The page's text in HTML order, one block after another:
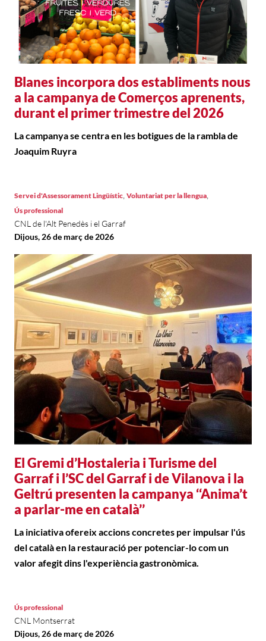
Blanes incorpora dos establiments nous
a la campanya de Comerços aprenents,
durant el primer trimestre del 2026
La campanya se centra en les botigues de la rambla de
Joaquim Ruyra
El Gremi d’Hostaleria i Turisme del
Garraf i l’SC del Garraf i de Vilanova i la
Geltrú presenten la campanya ‘‘Anima’t
a parlar-me en català’’
Servei d'Assessorament Lingüístic Voluntariat per la llengua
Ús professional
CNL de l'Alt Penedès i el Garraf
Dijous, 26 de març de 2026
La iniciativa ofereix accions concretes per impulsar l'ús
del català en la restauració per potenciar-lo com un
valor afegit dins l'experiència gastronòmica.
Ús professional
CNL Montserrat
Dijous, 26 de març de 2026